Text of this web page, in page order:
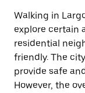
Walking in
explore certain
residential
friendly. The
provide safe
However, the